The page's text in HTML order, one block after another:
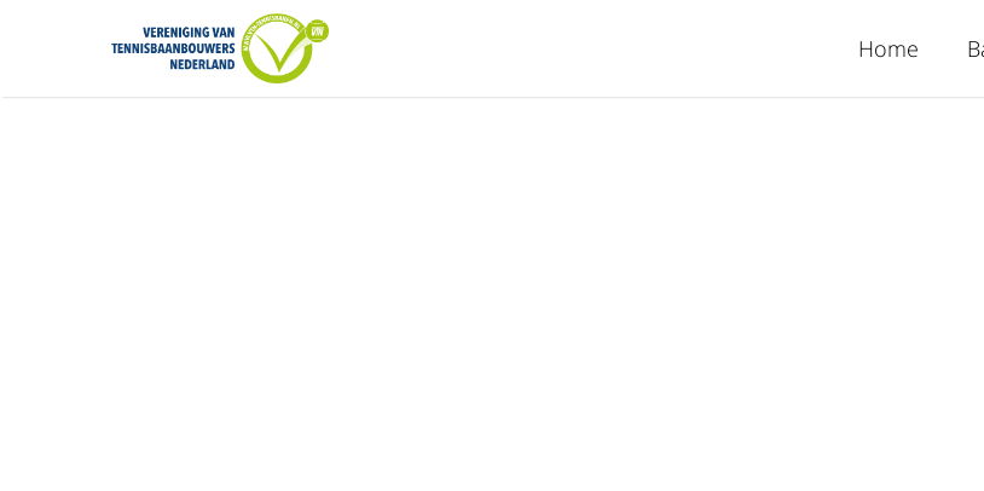
Home